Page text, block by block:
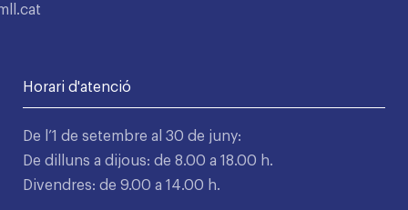
Horari d'atenció
De l’1 de setembre al 30 de juny:
De dilluns a dijous: de 8.00 a 18.00 h.
Divendres: de 9.00 a 14.00 h.